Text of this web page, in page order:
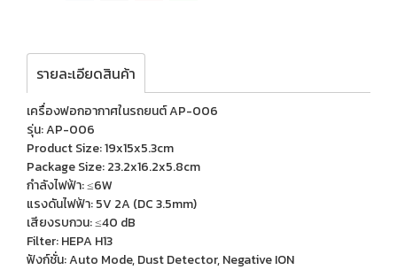
รายละเอียดสินค้า
เครื่องฟอกอากาศในรถยนต์ AP-006
รุ่น: AP-006
Product Size: 19x15x5.3cm
Package Size: 23.2x16.2x5.8cm
กำลังไฟฟ้า: ≤6W
แรงดันไฟฟ้า: 5V 2A (DC 3.5mm)
เสียงรบกวน: ≤40 dB
Filter: HEPA H13
ฟังก์ชั่น: Auto Mode, Dust Detector, Negative ION